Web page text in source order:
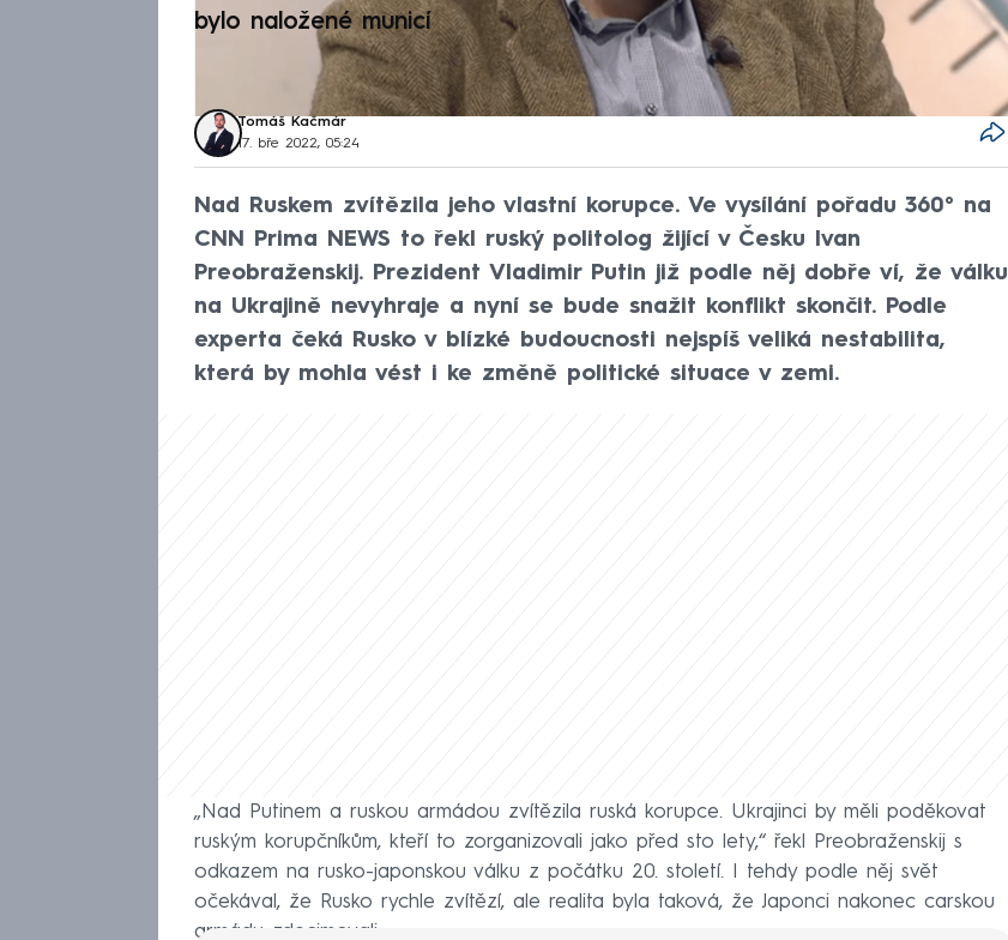
bylo naložené municí
Tomáš Kačmár
17. bře 2022, 05:24
Nad Ruskem zvítězila jeho vlastní korupce. Ve vysílání pořadu 360° na
CNN Prima NEWS to řekl ruský politolog žijící v Česku Ivan
Preobraženskij. Prezident Vladimir Putin již podle něj dobře ví, že válku
na Ukrajině nevyhraje a nyní se bude snažit konflikt skončit. Podle
experta čeká Rusko v blízké budoucnosti nejspíš veliká nestabilita,
která by mohla vést i ke změně politické situace v zemi.
„Nad Putinem a ruskou armádou zvítězila ruská korupce. Ukrajinci by měli poděkovat
ruským korupčníkům, kteří to zorganizovali jako před sto lety,“ řekl Preobraženskij s
odkazem na rusko-japonskou válku z počátku 20. století. I tehdy podle něj svět
očekával, že Rusko rychle zvítězí, ale realita byla taková, že Japonci nakonec carskou
armádu zdecimovali.